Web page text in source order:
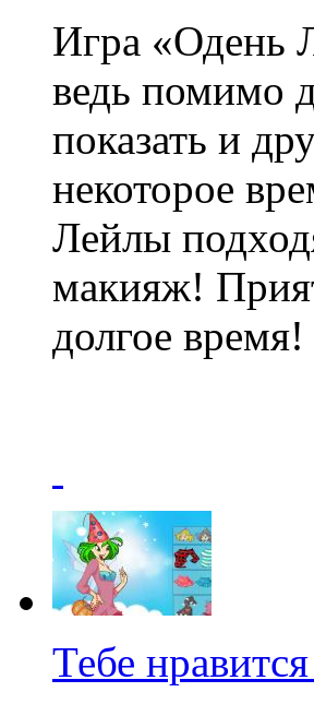
Игра «Одень
ведь помимо
показать и
некоторое
Лейлы
макияж!
долгое время!
Тебе